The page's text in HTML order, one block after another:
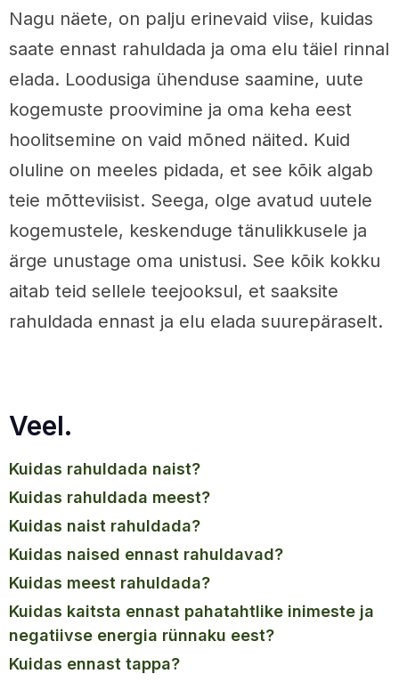
Nagu näete, on palju erinevaid viise, kuidas
saate ennast rahuldada ja oma elu täiel rinnal
elada. Loodusiga ühenduse saamine, uute
kogemuste proovimine ja oma keha eest
hoolitsemine on vaid mõned näited. Kuid
oluline on meeles pidada, et see kõik algab
teie mõtteviisist. Seega, olge avatud uutele
kogemustele, keskenduge tänulikkusele ja
ärge unustage oma unistusi. See kõik kokku
aitab teid sellele teejooksul, et saaksite
rahuldada ennast ja elu elada suurepäraselt.
Veel.
kuidas rahuldada naist?
kuidas rahuldada meest?
kuidas naist rahuldada?
kuidas naised ennast rahuldavad?
kuidas meest rahuldada?
kuidas kaitsta ennast pahatahtlike inimeste ja
negatiivse energia rünnaku eest?
kuidas ennast tappa?